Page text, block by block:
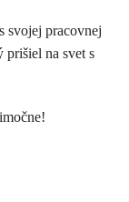
svojej pracovnej
na svet s